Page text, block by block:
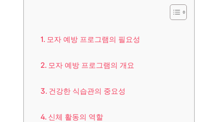
모자 예방 프로그램의 필요성
모자 예방 프로그램의 개요
건강한 식습관의 중요성
신체 활동의 역할